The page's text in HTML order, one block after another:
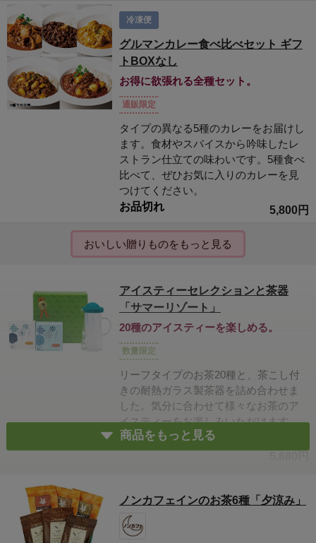
冷凍便
グルマンカレー食べ比べセット ギフ
トBOXなし
お得に欲張れる全種セット。
通販限定
タイプの異なる5種のカレーをお届けし
ます。食材やスパイスから吟味したレ
ストラン仕立ての味わいです。5種食べ
比べて、ぜひお気に入りのカレーを見
つけてください。
お品切れ
5,800円
おいしい贈りものをもっと見る
アイスティーセレクションと茶器
「サマーリゾート」
20種のアイスティーを楽しめる。
数量限定
リーフタイプのお茶20種と、茶こし付
きの耐熱ガラス製茶器を詰め合わせま
した。気分に合わせて様々なお茶のア
イスティーをお楽しみいただけます。
季節の贈りものにもおすすめです。
商品をもっと見る
ノンカフェインのお茶6種「夕涼み」